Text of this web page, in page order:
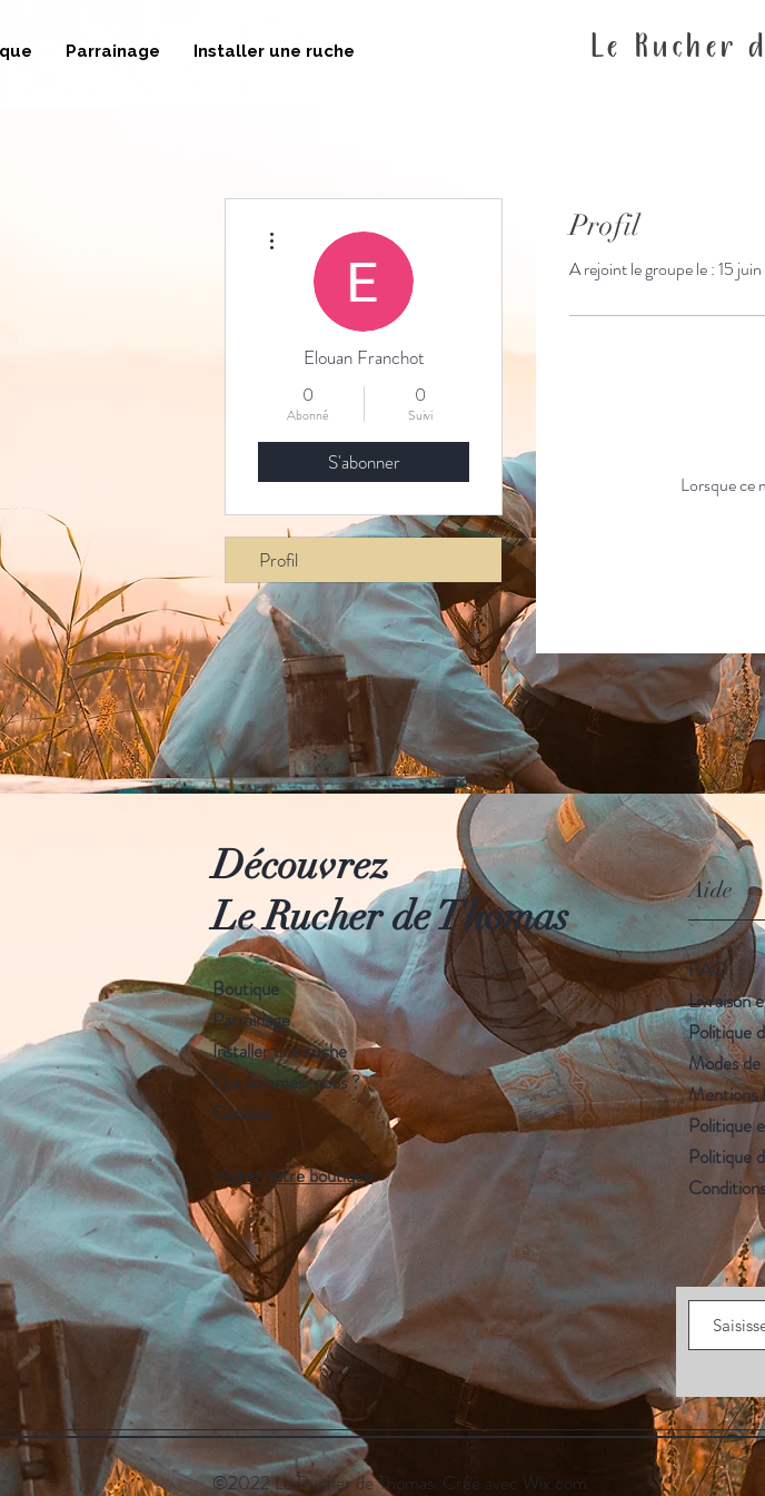
Parrainage Installer une ruche Le Rucher
Profil
A rejoint le groupe le : 15
Lorsque ce
Elouan Franchot
0
Abonné
0
Suivi
S'abonner
Profil
Découvrez
Le Rucher de Thomas
Boutique
Parrainage
Installer une ruche
Qui sommes-nous ?
Contact
Visitez notre boutique
Aide
FAQ
Livraison
Politique
Modes
Mentions
Politique
Politique
©2022 Le Rucher de Thomas. Créé avec Wix.com